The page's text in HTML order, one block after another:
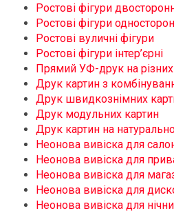
Ростові фігури
Ростові фігури
Ростові вуличні фігури
Ростові фігури інтер’єрні
Прямий УФ-друк на різних
Друк картин з
Друк швидкознімних
Друк модульних картин
Друк картин на
Неонова вивіска для
Неонова вивіска для
Неонова вивіска для
Неонова вивіска для
Неонова вивіска для